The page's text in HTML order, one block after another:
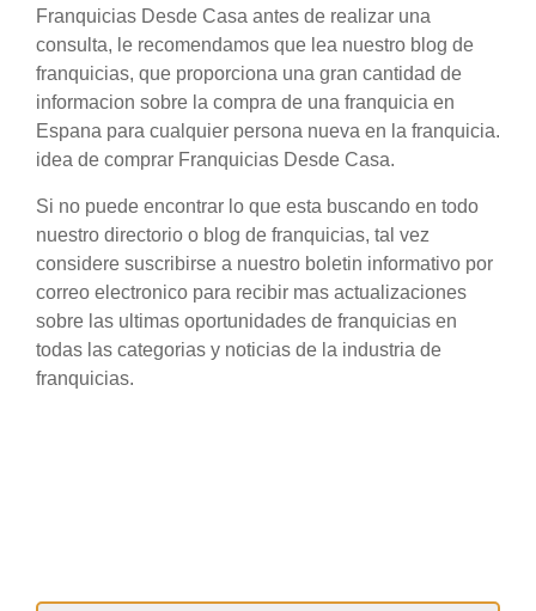
Franquicias Desde Casa antes de realizar una
consulta, le recomendamos que lea nuestro blog de
franquicias, que proporciona una gran cantidad de
informacion sobre la compra de una franquicia en
Espana para cualquier persona nueva en la franquicia.
idea de comprar Franquicias Desde Casa.
Si no puede encontrar lo que esta buscando en todo
nuestro directorio o blog de franquicias, tal vez
considere suscribirse a nuestro boletin informativo por
correo electronico para recibir mas actualizaciones
sobre las ultimas oportunidades de franquicias en
todas las categorias y noticias de la industria de
franquicias.